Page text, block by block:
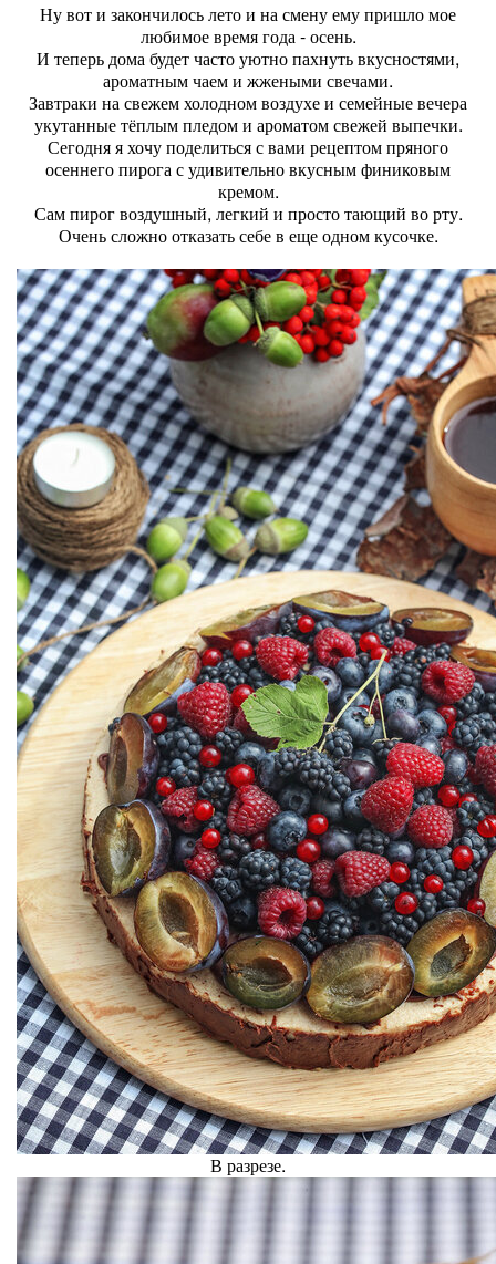
Ну вот и закончилось лето и на смену ему пришло мое
любимое время года - осень.
И теперь дома будет часто уютно пахнуть вкусностями,
ароматным чаем и жжеными свечами.
Завтраки на свежем холодном воздухе и семейные вечера
укутанные тёплым пледом и ароматом свежей выпечки.
Сегодня я хочу поделиться с вами рецептом пряного
осеннего пирога с удивительно вкусным финиковым
кремом.
Сам пирог воздушный, легкий и просто тающий во рту.
Очень сложно отказать себе в еще одном кусочке.
В разрезе.